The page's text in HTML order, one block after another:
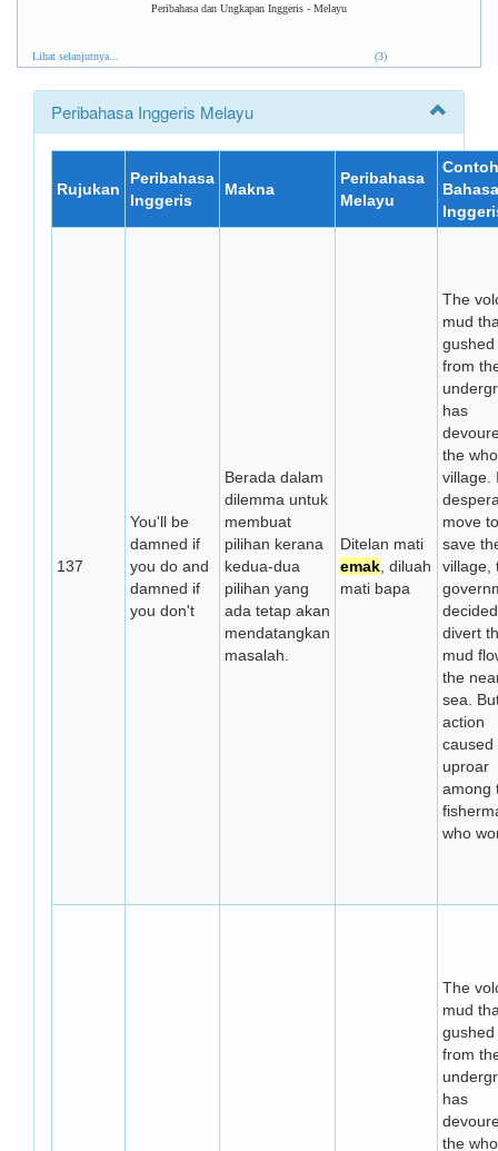
Peribahasa dan Ungkapan Inggeris - Melayu
Lihat selanjutnya... (3)
Peribahasa Inggeris Melayu
Rujukan
Peribahasa
Inggeris
Makna
Peribahasa
Melayu
Contoh
Bahasa
137
You'll be
damned if
you do and
damned if
you don't
Berada dalam
dilemma untuk
membuat
pilihan kerana
kedua-dua
pilihan yang
ada tetap akan
mendatangkan
masalah.
Ditelan mati
emak , diluah
mati bapa
The
mud
gushed
from
has
the
village.
move to
save
village,
divert
mud
the
sea.
action
caused
uproar
among
who
The
mud
gushed
from
has
the